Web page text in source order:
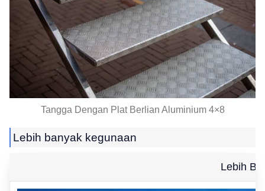
Tangga Dengan Plat Berlian Aluminium 4×8
Lebih banyak kegunaan
Lebih